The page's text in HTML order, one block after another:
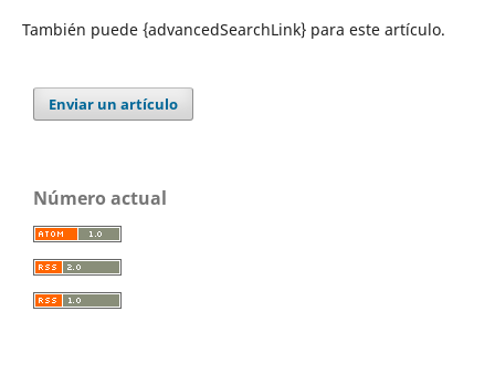
También puede {advancedSearchLink} para este artículo.
Enviar un artículo
Número actual